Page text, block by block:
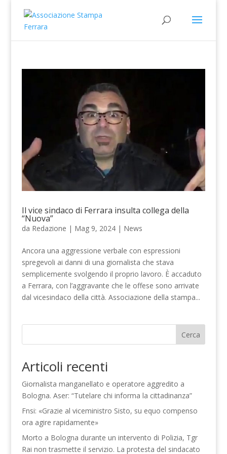
Il vice sindaco di Ferrara insulta collega della
“Nuova”
da Redazione | Mag 9, 2024| News
Ancora una aggressione verbale con espressioni
spregevoli ai danni di una giornalista che stava
semplicemente svolgendo il proprio lavoro. È accaduto
a Ferrara, con l’aggravante che le offese sono arrivate
dal vicesindaco della città. Associazione della stampa...
Cerca
Articoli recenti
Giornalista manganellato e operatore aggredito a
Bologna. Aser: “Tutelare chi informa la cittadinanza”
Fnsi: «Grazie al viceministro Sisto, su equo compenso
ora agire rapidamente»
Morto a Bologna durante un intervento di Polizia, Tgr
Rai non trasmette il servizio. La protesta del sindacato